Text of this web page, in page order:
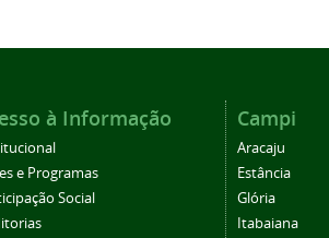
à Informação
e Programas
Social
Campi
Aracaju
Estância
Glória
Itabaiana